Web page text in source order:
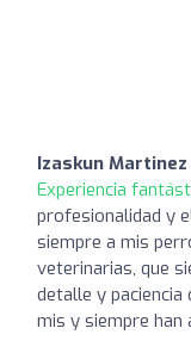
Izaskun Martinez
Experiencia
profesionalidad y
siempre a mis
veterinarias, que
detalle y paciencia
mis y siempre